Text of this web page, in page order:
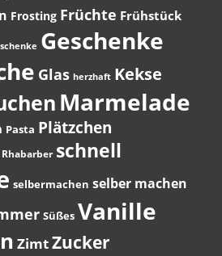
Frosting Früchte Frühstück
Geschenke
Glas herzhaft Kekse
Marmelade
Pasta Plätzchen
Rhabarber schnell
selbermachen selber machen
Süßes Vanille
ZimtZucker